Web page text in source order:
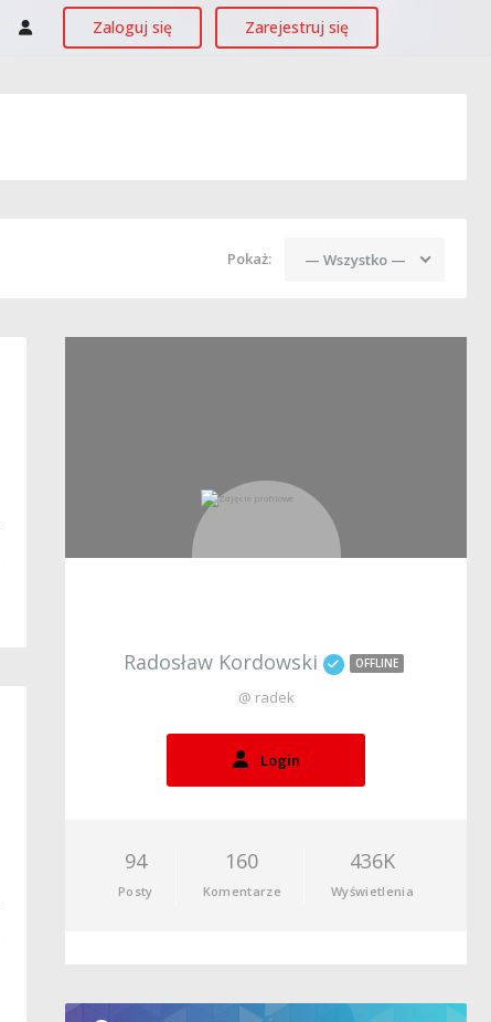
Zaloguj się Zarejestruj się
Pokaż: — Wszystko —
Radosław Kordowski OFFLINE
@ radek
Login
94
Posty
160
Komentarze
436K
Wyświetlenia